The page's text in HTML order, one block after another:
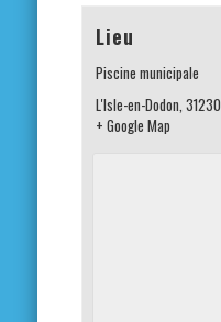
Lieu
Piscine municipale
L'Isle-en-Dodon, 31230
+ Google Map